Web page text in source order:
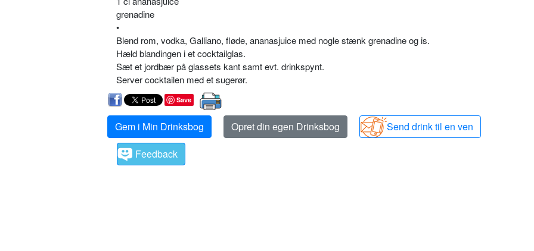
grenadine
•
Blend rom, vodka, Galliano, fløde, ananasjuice med nogle stænk grenadine og is.
Hæld blandingen i et cocktailglas.
Sæt et jordbær på glassets kant samt evt. drinkspynt.
Server cocktailen med et sugerør.
Save
Gem i Min Drinksbog Opret din egen Drinksbog
Send drink til en ven
Feedback